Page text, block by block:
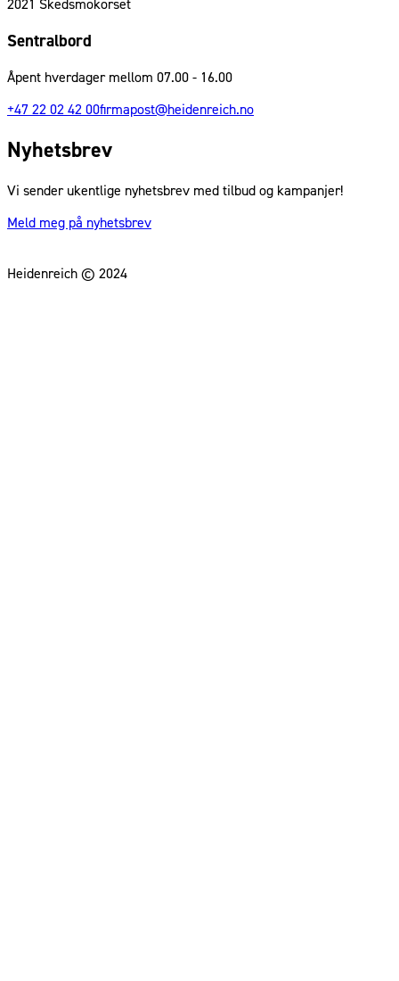
2021 Skedsmokorset
Sentralbord
Åpent hverdager mellom 07.00 - 16.00
+47 22 02 42 00firmapost@heidenreich.no
Nyhetsbrev
Vi sender ukentlige nyhetsbrev med tilbud og kampanjer!
Meld meg på nyhetsbrev
Heidenreich © 2024